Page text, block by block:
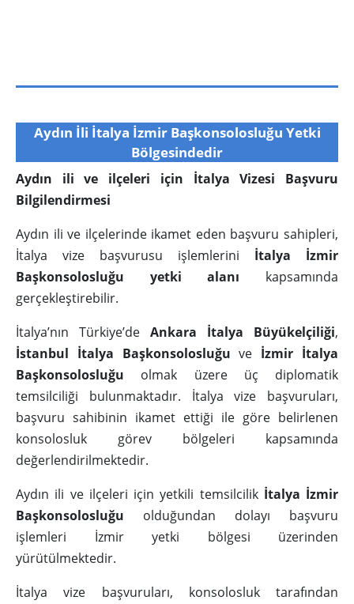
Aydın İli İtalya İzmir Başkonsolosluğu Yetki
Bölgesindedir
Aydın ili ve ilçeleri için İtalya Vizesi Başvuru
Bilgilendirmesi
Aydın ili ve ilçelerinde ikamet eden başvuru sahipleri,
İtalya vize başvurusu işlemlerini İtalya İzmir
Başkonsolosluğu yetki alanı kapsamında
gerçekleştirebilir.
İtalya’nın Türkiye’de Ankara İtalya Büyükelçiliği,
İstanbul İtalya Başkonsolosluğu ve İzmir İtalya
Başkonsolosluğu olmak üzere üç diplomatik
temsilciliği bulunmaktadır. İtalya vize başvuruları,
başvuru sahibinin ikamet ettiği ile göre belirlenen
konsolosluk görev bölgeleri kapsamında
değerlendirilmektedir.
Aydın ili ve ilçeleri için yetkili temsilcilik İtalya İzmir
Başkonsolosluğu olduğundan dolayı başvuru
işlemleri İzmir yetki bölgesi üzerinden
yürütülmektedir.
İtalya vize başvuruları, konsolosluk tarafından